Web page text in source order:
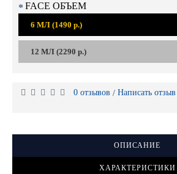
FACE ОБЪЕМ
6 МЛ (1490 р.)
12 МЛ (2290 р.)
0 отзывов / Написать отзыв
ОПИСАНИЕ
ХАРАКТЕРИСТИКИ